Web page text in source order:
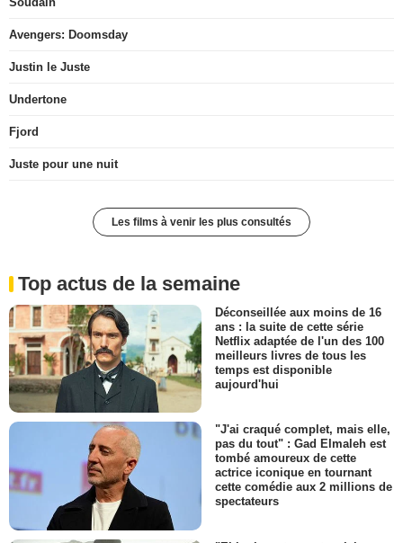
Avengers: Doomsday
Justin le Juste
Undertone
Fjord
Juste pour une nuit
Les films à venir les plus consultés
Top actus de la semaine
Déconseillée aux moins de 16
ans : la suite de cette série
Netflix adaptée de l'un des 100
meilleurs livres de tous les
temps est disponible
aujourd'hui
"J'ai craqué complet, mais elle,
pas du tout" : Gad Elmaleh est
tombé amoureux de cette
actrice iconique en tournant
cette comédie aux 2 millions de
spectateurs